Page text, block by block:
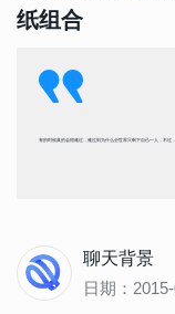
纸组合
有的时候真的会很难过，难过到为什么全世界只剩下自己一人，不过
聊天背景
日期：